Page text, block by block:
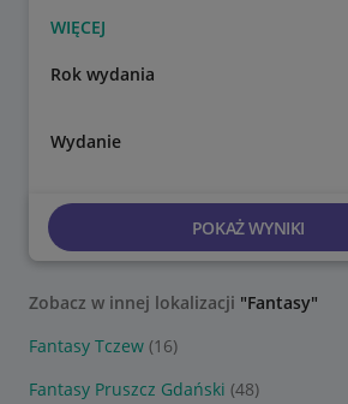
Rok wydania
Wydanie
POKAŻ WYNIKI
Zobacz w innej lokalizacji "Fantasy"
Fantasy Tczew (16)
Fantasy Pruszcz Gdański (48)